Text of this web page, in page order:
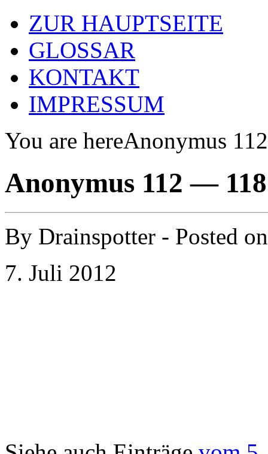
ZUR HAUPTSEITE
GLOSSAR
KONTAKT
IMPRESSUM
You are hereAnonymus
Anonymus 112 —
By Drainspotter - Posted
7. Juli 2012